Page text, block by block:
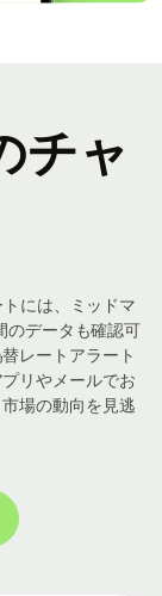
チャ
には、ミッドマ
のデータも確認可
レートアラート
リやメールでお
場の動向を見逃